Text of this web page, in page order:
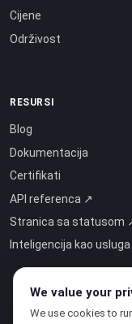
Cijene
Održivost
RESURSI
Blog
Dokumentacija
Certifikati
API referenca ↗
Stranica sa statusom
Inteligencija kao
We value your
We use cookies to